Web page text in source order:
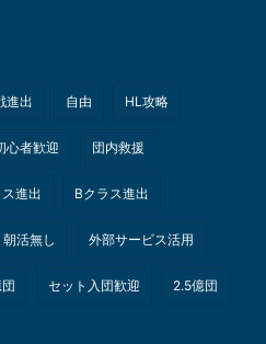
進出 自由 HL攻略
心者歓迎 団内救援
進出 Bクラス進出
朝活無し 外部サービス活用
セット入団歓迎 2.5億団